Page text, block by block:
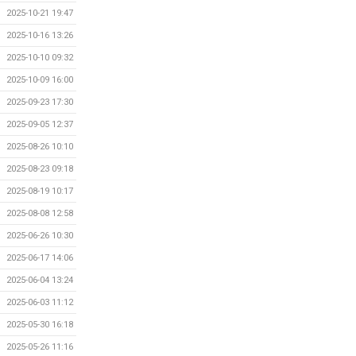
2025-10-21 19:47
2025-10-16 13:26
2025-10-10 09:32
2025-10-09 16:00
2025-09-23 17:30
2025-09-05 12:37
2025-08-26 10:10
2025-08-23 09:18
2025-08-19 10:17
2025-08-08 12:58
2025-06-26 10:30
2025-06-17 14:06
2025-06-04 13:24
2025-06-03 11:12
2025-05-30 16:18
2025-05-26 11:16